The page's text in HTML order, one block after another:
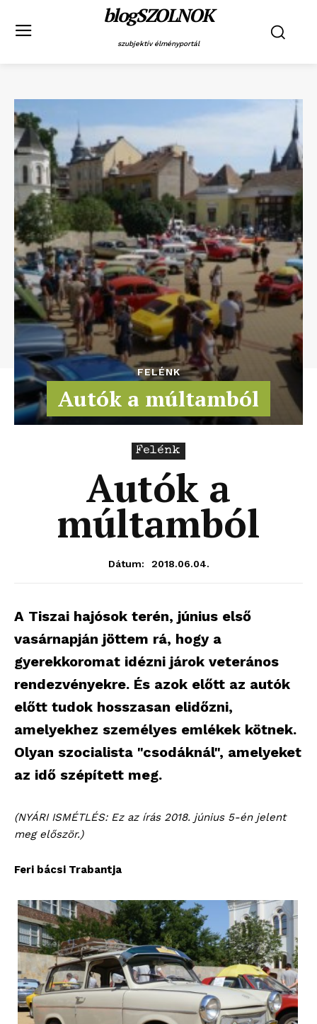
blogSZOLNOK
szubjektív élményportál
FELÉNK
Autók a múltamból
Felénk
Autók a
múltamból
Dátum: 2018.06.04.
A Tiszai hajósok terén, június első
vasárnapján jöttem rá, hogy a
gyerekkoromat idézni járok veterános
rendezvényekre. És azok előtt az autók
előtt tudok hosszasan elidőzni,
amelyekhez személyes emlékek kötnek.
Olyan szocialista "csodáknál", amelyeket
az idő szépített meg.
(NYÁRI ISMÉTLÉS: Ez az írás 2018. június 5-én jelent
meg először.)
Feri bácsi Trabantja